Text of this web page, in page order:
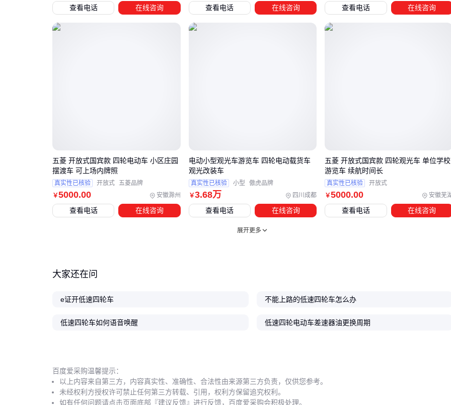
农村地区建议采用"一车一桩"模式，避免长距离拉线。
：电动车控制器在-20℃以下需要预热，柴油车要换
低标号机油
低速四轮车的选择逻辑很简单：代步看舒适度，运输看承载
查看电话 在线咨询 查看电话 在线咨询 查看电话 在线咨询
￥5000.00 安徽滁州
五菱 开放式国宾款 四轮电动车 小区庄园
摆渡车 可上场内牌照
真实性已核验 开放式 五菱品牌
查看电话 在线咨询
￥3.68万 四川成都
电动小型观光车游览车 四轮电动载货车
观光改装车
真实性已核验 小型 傲虎品牌
查看电话 在线咨询
￥5000.00 安徽芜
五菱 开放式国宾款 四轮观光车 单位学校
游览车 续航时间长
真实性已核验 开放式
查看电话 在线咨询
展开更多
大家还在问
e证开低速四轮车 不能上路的低速四轮车怎么办
低速四轮车如何语音唤醒 低速四轮电动车差速器油更换周期
百度爱采购温馨提示：
以上内容来自第三方，内容真实性、准确性、合法性由来源第三方负责，仅供您参考。
未经权利方授权许可禁止任何第三方转载、引用，权利方保留追究权利。
如有任何问题请点击页面底部『建议反馈』进行反馈，百度爱采购会积极处理。